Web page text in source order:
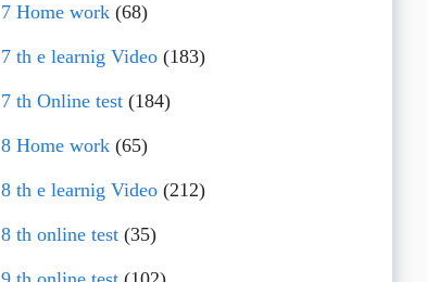
7 Home work(68)
7 th e learnig Video(183)
7 th Online test(184)
8 Home work(65)
8 th e learnig Video(212)
8 th online test(35)